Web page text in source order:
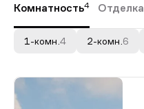
Комнатность4 Отделка
1-комн. 4 2-комн. 6